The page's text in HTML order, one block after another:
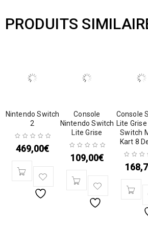
PRODUITS
Nintendo Switch
2
469,00€
Console
Nintendo Switch
Lite Grise
109,00€
Console
Lite
Switch
Kart 8